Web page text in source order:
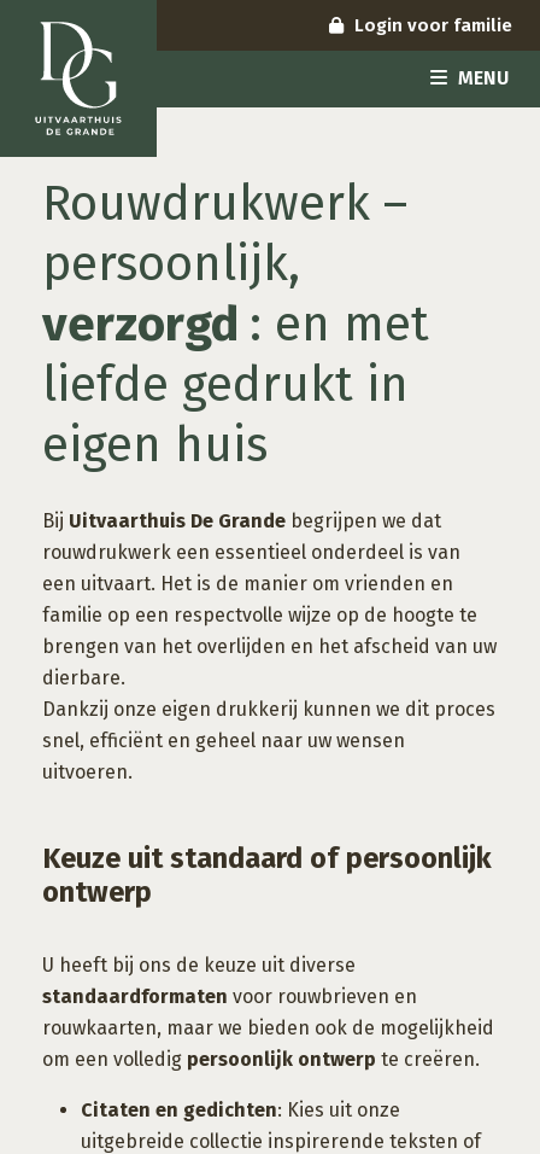
Login voor familie
MENU
Rouwdrukwerk –
persoonlijk,
verzorgd : en met
liefde gedrukt in
eigen huis
Bij Uitvaarthuis De Grande begrijpen we dat
rouwdrukwerk een essentieel onderdeel is van
een uitvaart. Het is de manier om vrienden en
familie op een respectvolle wijze op de hoogte te
brengen van het overlijden en het afscheid van uw
dierbare.
Dankzij onze eigen drukkerij kunnen we dit proces
snel, efficiënt en geheel naar uw wensen
uitvoeren.
Keuze uit standaard of persoonlijk
ontwerp
U heeft bij ons de keuze uit diverse
standaardformaten voor rouwbrieven en
rouwkaarten, maar we bieden ook de mogelijkheid
om een volledig persoonlijk ontwerp te creëren.
Citaten en gedichten: Kies uit onze
uitgebreide collectie inspirerende teksten of